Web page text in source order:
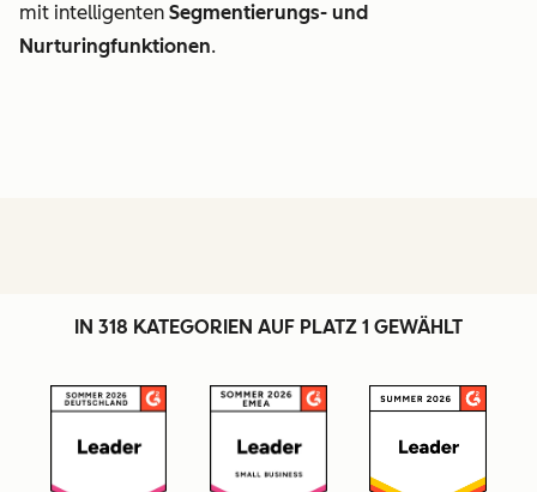
mit intelligenten Segmentierungs- und
Nurturingfunktionen.
IN 318 KATEGORIEN AUF PLATZ 1 GEWÄHLT